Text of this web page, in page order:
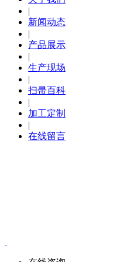
|
新闻动态
|
产品展示
|
生产现场
|
扫帚百科
|
加工定制
|
在线留言